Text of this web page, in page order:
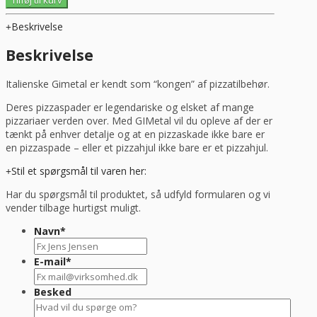
METAL
AZZURRA.
36X36
cm
med
150
cm
antal
Beskrivelse
Beskrivelse
Italienske Gimetal er kendt som “kongen” af pizzatilbehør.
Deres pizzaspader er legendariske og elsket af mange
pizzariaer verden over. Med GIMetal vil du opleve af der er
tænkt på enhver detalje og at en pizzaskade ikke bare er
en pizzaspade – eller et pizzahjul ikke bare er et pizzahjul.
Stil et spørgsmål til varen her:
Har du spørgsmål til produktet, så udfyld formularen og vi
vender tilbage hurtigst muligt.
Navn*
E-mail*
Besked